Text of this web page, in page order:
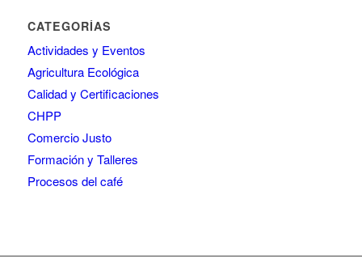
CATEGORÍAS
Actividades y Eventos
Agricultura Ecológica
Calidad y Certificaciones
CHPP
Comercio Justo
Formación y Talleres
Procesos del café